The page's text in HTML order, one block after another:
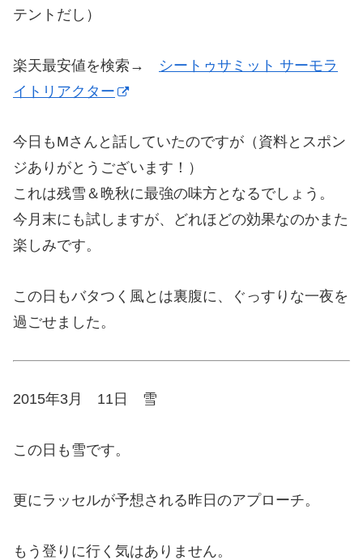
テントだし）
楽天最安値を検索→ シートゥサミット サーモラ
イトリアクター
今日もMさんと話していたのですが（資料とスポン
ジありがとうございます！）
これは残雪＆晩秋に最強の味方となるでしょう。
今月末にも試しますが、どれほどの効果なのかまた
楽しみです。
この日もバタつく風とは裏腹に、ぐっすりな一夜を
過ごせました。
2015年3月 11日 雪
この日も雪です。
更にラッセルが予想される昨日のアプローチ。
もう登りに行く気はありません。